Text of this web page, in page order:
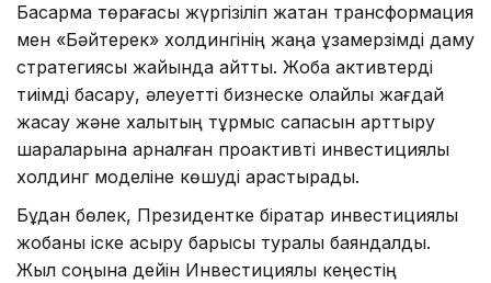
Басқарма төрағасы жүргізіліп жатқан трансформация
мен «Бәйтерек» холдингінің жаңа ұзақмерзімді даму
стратегиясы жайында айтты. Жоба активтерді
тиімді басқару, әлеуетті бизнеске қолайлы жағдай
жасау және халықтың тұрмыс сапасын арттыру
шараларына арналған проактивті инвестициялық
холдинг моделіне көшуді қарастырады.
Бұдан бөлек, Президентке бірқатар инвестициялық
жобаны іске асыру барысы туралы баяндалды.
Жыл соңына дейін Инвестициялық кеңестің